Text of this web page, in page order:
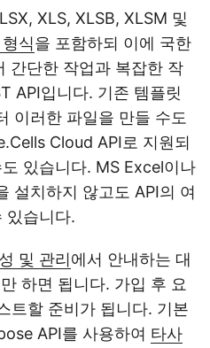
XLS, XLSB, XLSM 및
식을 포함하되 이에 국한
간단한 작업과 복잡한 작
API입니다. 기존 템플릿
이러한 파일을 만들 수도
Cloud API로 지원되
있습니다. MS Excel이나
설치하지 않고도 API의 여
있습니다.
및 관리에서 안내하는 대
하면 됩니다. 가입 후 요
트할 준비가 됩니다. 기본
API를 사용하여 타사